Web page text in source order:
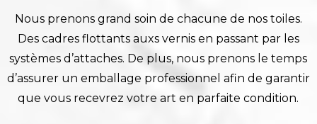
Nous prenons grand soin de chacune de nos toiles.
Des cadres flottants auxs vernis en passant par les
systèmes d’attaches. De plus, nous prenons le temps
d’assurer un emballage professionnel afin de garantir
que vous recevrez votre art en parfaite condition.